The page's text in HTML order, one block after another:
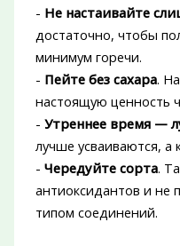
- Не настаивайте
достаточно, чтобы
минимум горечи.
- Пейте без сахара.
настоящую ценность
- Утреннее время —
лучше усваиваются, а
- Чередуйте сорта.
антиоксидантов и не
типом соединений.